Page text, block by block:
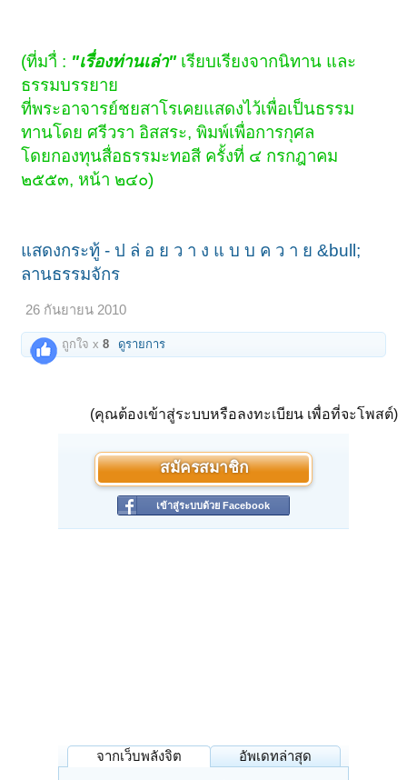
(ที่มาื่ : "เรื่องท่านเล่า" เรียบเรียงจากนิทาน และ
ธรรมบรรยาย
ที่พระอาจารย์ชยสาโรเคยแสดงไว้เพื่อเป็นธรรม
ทานโดย ศรีวรา อิสสระ, พิมพ์เพื่อการกุศล
โดยกองทุนสื่อธรรมะทอสี ครั้งที่ ๔ กรกฎาคม
๒๕๕๓, หน้า ๒๔๐)
แสดงกระทู้ - ป ล่ อ ย ว า ง แ บ บ ค ว า ย &bull;
ลานธรรมจักร
26 กันยายน 2010
ถูกใจ x8 ดูรายการ
(คุณต้องเข้าสู่ระบบหรือลงทะเบียน เพื่อที่จะโพสต์)
สมัครสมาชิก
เข้าสู่ระบบด้วย Facebook
จากเว็บพลังจิต อัพเดทล่าสุด